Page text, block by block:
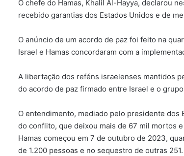
O chefe do Hamas, Khalil Al-Hayya, declarou
recebido garantias dos Estados Unidos e de
O anúncio de um acordo de paz foi feito na
Israel e Hamas concordaram com a
A libertação dos reféns israelenses mantidos
do acordo de paz firmado entre Israel e o
O entendimento, mediado pelo presidente dos
do conflito, que deixou mais de 67 mil mortos
Hamas começou em 7 de outubro de 2023,
de 1.200 pessoas e no sequestro de outras 251.